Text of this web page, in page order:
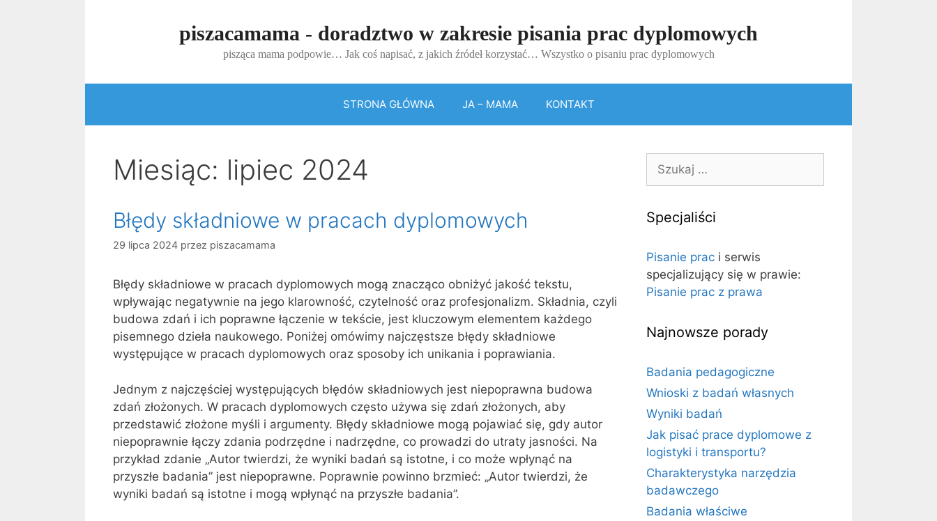
piszacamama - doradztwo w zakresie pisania prac dyplomowych
pisząca mama podpowie… Jak coś napisać, z jakich źródeł korzystać… Wszystko o pisaniu prac dyplomowych
STRONA GŁÓWNA JA – MAMA KONTAKT
Miesiąc: lipiec 2024
Błędy składniowe w pracach dyplomowych
29 lipca 2024 przez piszacamama
Błędy składniowe w pracach dyplomowych mogą znacząco obniżyć jakość tekstu,
wpływając negatywnie na jego klarowność, czytelność oraz profesjonalizm. Składnia, czyli
budowa zdań i ich poprawne łączenie w tekście, jest kluczowym elementem każdego
pisemnego dzieła naukowego. Poniżej omówimy najczęstsze błędy składniowe
występujące w pracach dyplomowych oraz sposoby ich unikania i poprawiania.
Jednym z najczęściej występujących błędów składniowych jest niepoprawna budowa
zdań złożonych. W pracach dyplomowych często używa się zdań złożonych, aby
przedstawić złożone myśli i argumenty. Błędy składniowe mogą pojawiać się, gdy autor
niepoprawnie łączy zdania podrzędne i nadrzędne, co prowadzi do utraty jasności. Na
przykład zdanie „Autor twierdzi, że wyniki badań są istotne, i co może wpłynąć na
przyszłe badania” jest niepoprawne. Poprawnie powinno brzmieć: „Autor twierdzi, że
wyniki badań są istotne i mogą wpłynąć na przyszłe badania”.
Szukaj:
Specjaliści
Pisanie prac i serwis
specjalizujący się w prawie:
Pisanie prac z prawa
Najnowsze porady
Badania pedagogiczne
Wnioski z badań własnych
Wyniki badań
Jak pisać prace dyplomowe z
logistyki i transportu?
Charakterystyka narzędzia
badawczego
Badania właściwe